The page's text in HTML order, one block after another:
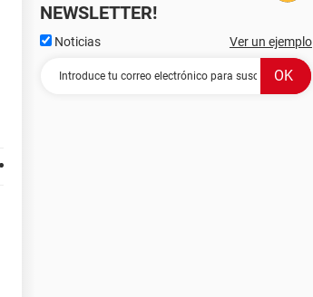
NEWSLETTER!
Noticias Ver un ejemplo